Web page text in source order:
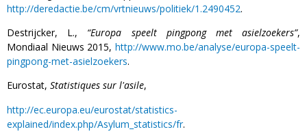
http://deredactie.be/cm/vrtnieuws/politiek/1.2490452.
Destrijcker, L., “Europa speelt pingpong met asielzoekers”,
Mondiaal Nieuws 2015, http://www.mo.be/analyse/europa-speelt-
pingpong-met-asielzoekers.
Eurostat, Statistiques sur l'asile,
http://ec.europa.eu/eurostat/statistics-
explained/index.php/Asylum_statistics/fr.